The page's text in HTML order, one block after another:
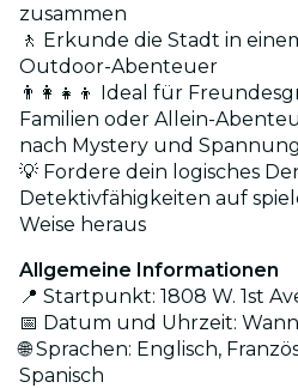
zusammen
🚶 Erkunde die Stadt in
Outdoor-Abenteuer
👨‍👩‍👧‍👦 Ideal für
Familien oder Allein-
nach Mystery und Spannung
💡 Fordere dein logisches
Detektivfähigkeiten auf
Weise heraus
Allgemeine Informationen
📍 Startpunkt: 1808 W. 1st
📅 Datum und Uhrzeit:
🌐 Sprachen: Englisch,
Spanisch